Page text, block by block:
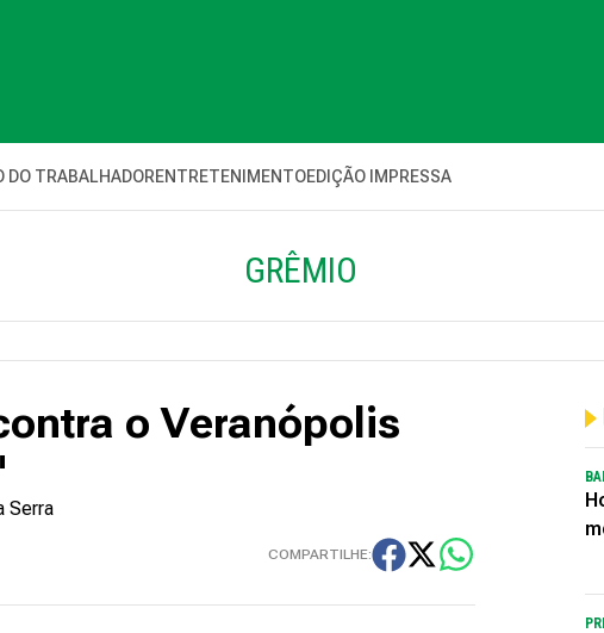
DO TRABALHADORENTRETENIMENTOEDIÇÃO IMPRESSA
GRÊMIO
o Veranópolis
Serra
COMPARTILHE: